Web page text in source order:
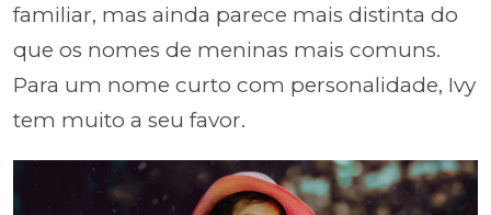
familiar, mas ainda parece mais distinta do
que os nomes de meninas mais comuns.
Para um nome curto com personalidade, Ivy
tem muito a seu favor.